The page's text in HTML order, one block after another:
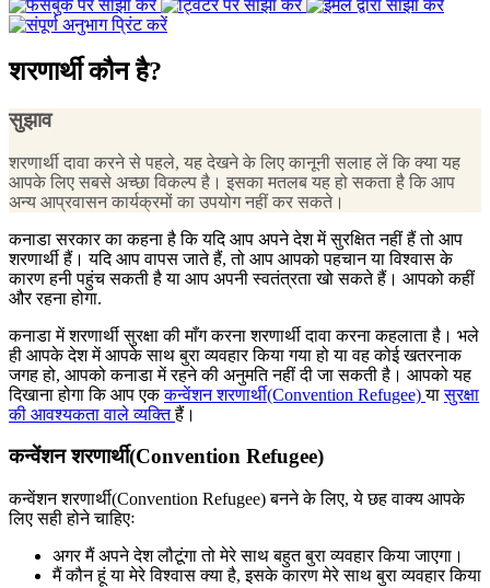
शरणार्थी कौन है?
सुझाव
शरणार्थी दावा करने से पहले, यह देखने के लिए कानूनी सलाह लें कि क्या यह
आपके लिए सबसे अच्छा विकल्प है। इसका मतलब यह हो सकता है कि आप
अन्य आप्रवासन कार्यक्रमों का उपयोग नहीं कर सकते।
कनाडा सरकार का कहना है कि यदि आप अपने देश में सुरक्षित नहीं हैं तो आप
शरणार्थी हैं। यदि आप वापस जाते हैं, तो आप आपको पहचान या विश्वास के
कारण हनी पहुंच सकती है या आप अपनी स्वतंत्रता खो सकते हैं। आपको कहीं
और रहना होगा.
कनाडा में शरणार्थी सुरक्षा की माँग करना शरणार्थी दावा करना कहलाता है। भले
ही आपके देश में आपके साथ बुरा व्यवहार किया गया हो या वह कोई खतरनाक
जगह हो, आपको कनाडा में रहने की अनुमति नहीं दी जा सकती है। आपको यह
दिखाना होगा कि आप एककन्वेंशन शरणार्थी(Convention Refugee)यासुरक्षा
की आवश्यकता वाले व्यक्तिहैं।
कन्वेंशन शरणार्थी(Convention Refugee)
कन्वेंशन शरणार्थी(Convention Refugee) बनने के लिए, ये छह वाक्य आपके
लिए सही होने चाहिएः
अगर मैं अपने देश लौटूंगा तो मेरे साथ बहुत बुरा व्यवहार किया जाएगा।
मैं कौन हूं या मेरे विश्वास क्या है, इसके कारण मेरे साथ बुरा व्यवहार किया